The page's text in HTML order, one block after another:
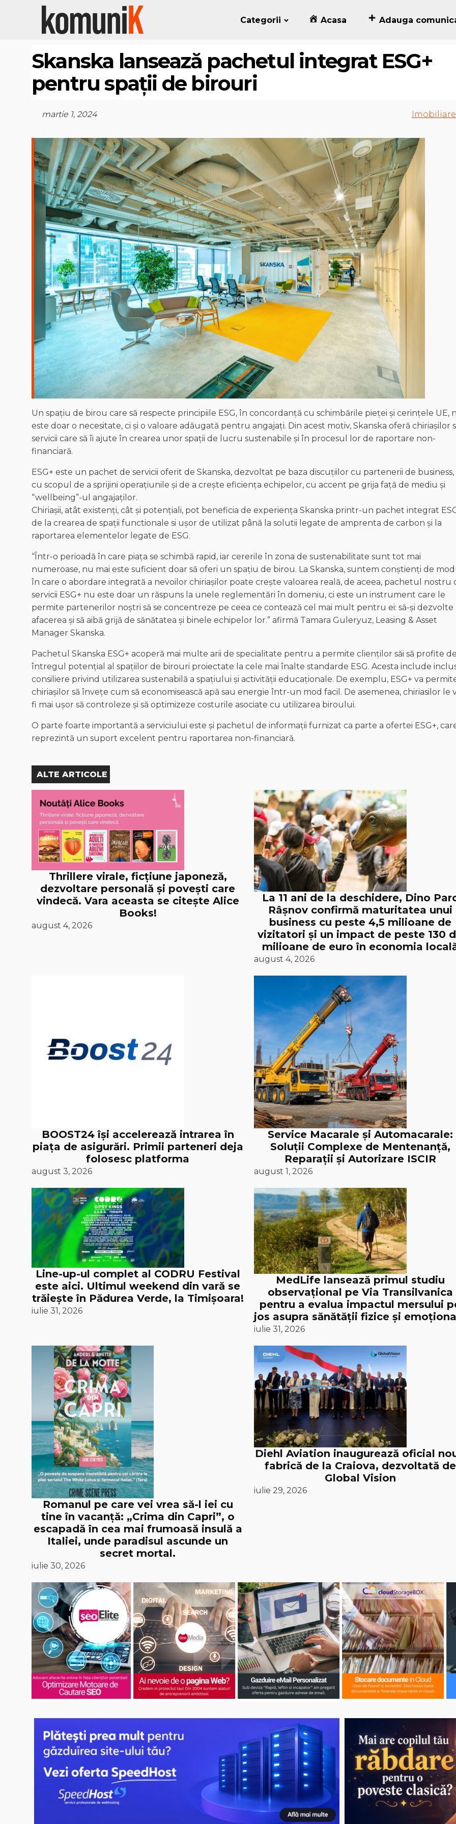
Categorii Acasa Adauga
Skanska lansează pachetul integrat ESG+
pentru spații de birouri
martie 1, 2024 Imobiliare
Un spațiu de birou care să respecte principiile ESG, în concordanță cu schimbările pieței și cerințele UE,
este doar o necesitate, ci și o valoare adăugată pentru angajați. Din acest motiv, Skanska oferă chiriașilor
servicii care să îi ajute în crearea unor spații de lucru sustenabile și în procesul lor de raportare non-
financiară.
ESG+ este un pachet de servicii oferit de Skanska, dezvoltat pe baza discuțiilor cu partenerii de business,
cu scopul de a sprijini operațiunile și de a crește eficiența echipelor, cu accent pe grija față de mediu și
“wellbeing”-ul angajaților.
Chiriașii, atât existenți, cât și potențiali, pot beneficia de experiența Skanska printr-un pachet integrat
de la crearea de spații functionale si ușor de utilizat până la solutii legate de amprenta de carbon și la
raportarea elementelor legate de ESG.
“Într-o perioadă în care piața se schimbă rapid, iar cererile în zona de sustenabilitate sunt tot mai
numeroase, nu mai este suficient doar să oferi un spațiu de birou. La Skanska, suntem conștienți de
în care o abordare integrată a nevoilor chiriașilor poate crește valoarea reală, de aceea, pachetul nostru
servicii ESG+ nu este doar un răspuns la unele reglementări în domeniu, ci este un instrument care le
permite partenerilor noștri să se concentreze pe ceea ce contează cel mai mult pentru ei: să-și dezvolte
afacerea și să aibă grijă de sănătatea și binele echipelor lor.” afirmă Tamara Guleryuz, Leasing & Asset
Manager Skanska.
Pachetul Skanska ESG+ acoperă mai multe arii de specialitate pentru a permite clienților săi să profite
întregul potențial al spațiilor de birouri proiectate la cele mai înalte standarde ESG. Acesta include
consiliere privind utilizarea sustenabilă a spațiului și activității educaționale. De exemplu, ESG+ va
chiriașilor să învețe cum să economisească apă sau energie într-un mod facil. De asemenea, chiriasilor le
fi mai ușor să controleze și să optimizeze costurile asociate cu utilizarea biroului.
O parte foarte importantă a serviciului este și pachetul de informații furnizat ca parte a ofertei ESG+,
reprezintă un suport excelent pentru raportarea non-financiară.
ALTE ARTICOLE
Thrillere virale, ficțiune japoneză,
dezvoltare personală și povești care
vindecă. Vara aceasta se citește Alice
Books!
august 4, 2026
La 11 ani de la deschidere, Dino
Râșnov confirmă maturitatea unui
business cu peste 4,5 milioane de
vizitatori și un impact de peste 130
milioane de euro în economia
august 4, 2026
BOOST24 își accelerează intrarea în
piața de asigurări. Primii parteneri deja
folosesc platforma
august 3, 2026
Service Macarale și Automacarale:
Soluții Complexe de Mentenanță,
Reparații și Autorizare ISCIR
august 1, 2026
Line-up-ul complet al CODRU Festival
este aici. Ultimul weekend din vară se
trăiește în Pădurea Verde, la Timișoara!
iulie 31, 2026
MedLife lansează primul studiu
observațional pe Via Transilvanica
pentru a evalua impactul mersului
jos asupra sănătății fizice și
iulie 31, 2026
Romanul pe care vei vrea să-l iei cu
tine în vacanță: „Crima din Capri”, o
escapadă în cea mai frumoasă insulă a
Italiei, unde paradisul ascunde un
secret mortal.
iulie 30, 2026
Diehl Aviation inaugurează oficial
fabrică de la Craiova, dezvoltată de
Global Vision
iulie 29, 2026